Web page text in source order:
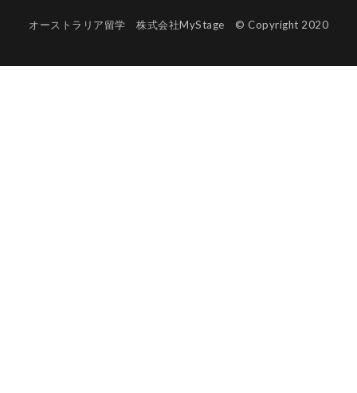
オーストラリア留学 株式会社MyStage © Copyright 2020